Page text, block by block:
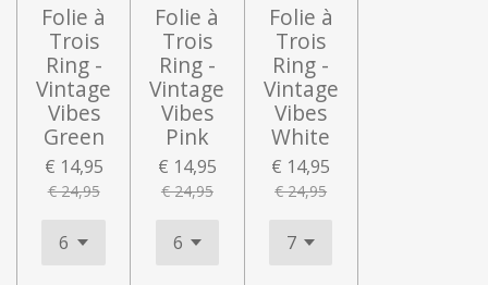
Folie à
Trois
Ring -
Vintage
Vibes
Green
€ 14,95
€ 24,95
Folie à
Trois
Ring -
Vintage
Vibes
Pink
€ 14,95
€ 24,95
Folie à
Trois
Ring -
Vintage
Vibes
White
€ 14,95
€ 24,95